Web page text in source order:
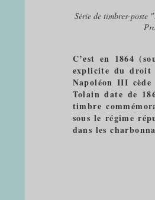
Série de timbres-poste
C’est en 1864
explicite du droit
Napoléon III
Tolain date de
timbre
sous le régime
dans les